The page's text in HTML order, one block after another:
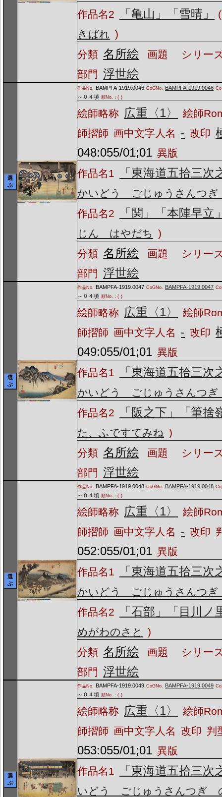
作品名2
「亀山」「雪晴」
(
きばれ )
分類 名所絵 画題
シリー
部門 浮世絵
選
ぶ
作品No. BAMPFA-1919.0046 CoGNo. BAMPFA-1919.0046
～０４頃 順No.：( )
絵師略称 広重〈1〉
絵師
師摺師 画中文字人名 - 改印
048:055/01;01 異版
作品名1
「東海道五拾三次
かいどう ごじゅうさんつ
作品名2
「関」「本陣早立
じん はやだち )
分類 名所絵 画題
シリー
部門 浮世絵
選
ぶ
作品No. BAMPFA-1919.0047 CoGNo. BAMPFA-1919.0047
～０４頃 順No.：( )
絵師略称 広重〈1〉
絵師
師摺師 画中文字人名 - 改印
049:055/01;01 異版
作品名1
「東海道五拾三次
かいどう ごじゅうさんつ
作品名2
「阪之下」「筆捨
た、ふですてみね )
分類 名所絵 画題
シリー
部門 浮世絵
選
ぶ
作品No. BAMPFA-1919.0048 CoGNo. BAMPFA-1919.0048
～０４頃 順No.：( )
絵師略称 広重〈1〉
絵師
師摺師 画中文字人名 - 改印
052:055/01;01 異版
作品名1
「東海道五拾三次
かいどう ごじゅうさんつ
作品名2
「石部」「目川ノ
めがわのさと
)
分類 名所絵 画題
シリー
部門 浮世絵
選
ぶ
作品No. BAMPFA-1919.0049 CoGNo. BAMPFA-1919.0049
～０４頃 順No.：( )
絵師略称 広重〈1〉
絵師
師摺師 画中文字人名 改印 判
053:055/01;01 異版
作品名1
「東海道五拾三次
いどう ごじゅうさんつぎ